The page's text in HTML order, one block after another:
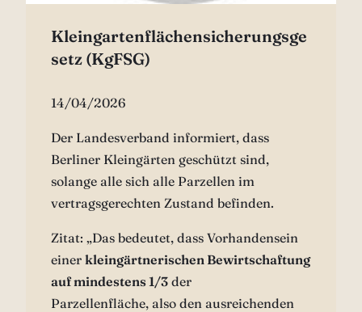
Kleingartenflächensicherungsge
setz (KgFSG)
14/04/2026
Der Landesverband informiert, dass
Berliner Kleingärten geschützt sind,
solange alle sich alle Parzellen im
vertragsgerechten Zustand befinden.
Zitat: „Das bedeutet, dass Vorhandensein
einer kleingärtnerischen Bewirtschaftung
auf mindestens 1/3der
Parzellenfläche, also den ausreichenden